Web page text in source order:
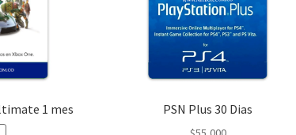
1 mes PSN Plus 30 Dias